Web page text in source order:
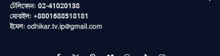
টেলিফোন: 02-41020138
মোবাইল: +8801688518181
ইমেল: odhikar.tv.ip@gmail.com